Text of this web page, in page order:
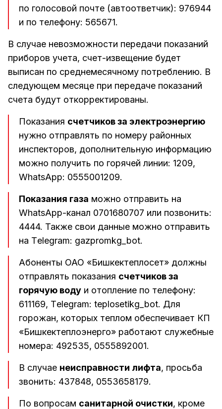
по голосовой почте (автоответчик): 976944
и по телефону: 565671.
В случае невозможности передачи показаний
приборов учета, счет-извещение будет
выписан по среднемесячному потреблению. В
следующем месяце при передаче показаний
счета будут откорректированы.
Показания счетчиков за электроэнергию
нужно отправлять по номеру районных
инспекторов, дополнительную информацию
можно получить по горячей линии: 1209,
WhatsApp: 0555001209.
Показания газа можно отправить на
WhatsApp-канал 0701680707 или позвонить:
4444. Также свои данные можно отправить
на Тelegram: gazpromkg_bot.
Абоненты ОАО «Бишкектеплосет» должны
отправлять показания счетчиков за
горячую воду и отопление по телефону:
611169, Тelegram: teplosetikg_bot. Для
горожан, которых теплом обеспечивает КП
«Бишкектеплоэнерго» работают служебные
номера: 492535, 0555892001.
В случае неисправности лифта, просьба
звонить: 437848, 0553658179.
По вопросам санитарной очистки, кроме